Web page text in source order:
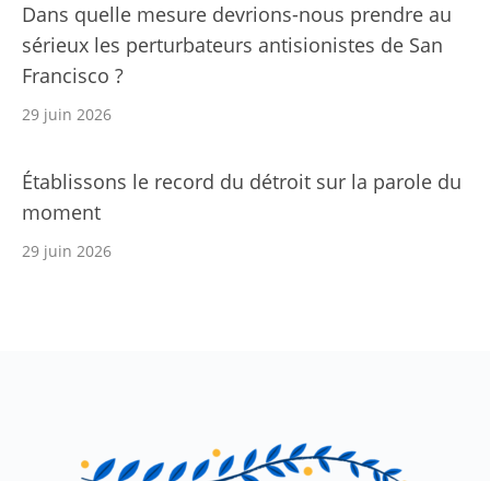
Dans quelle mesure devrions-nous prendre au
sérieux les perturbateurs antisionistes de San
Francisco ?
29 juin 2026
Établissons le record du détroit sur la parole du
moment
29 juin 2026